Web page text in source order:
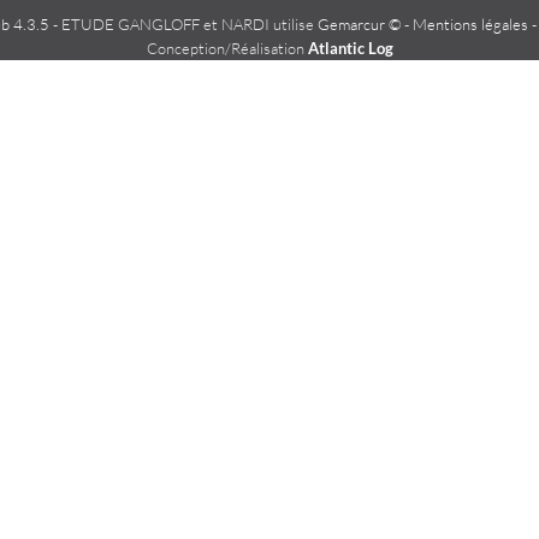
4.3.5 - ETUDE GANGLOFF et NARDI utilise Gemarcur ©- Mentions légales -
Conception/Réalisation Atlantic Log